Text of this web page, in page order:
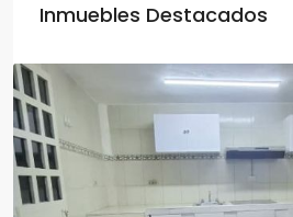
Inmuebles Destacados